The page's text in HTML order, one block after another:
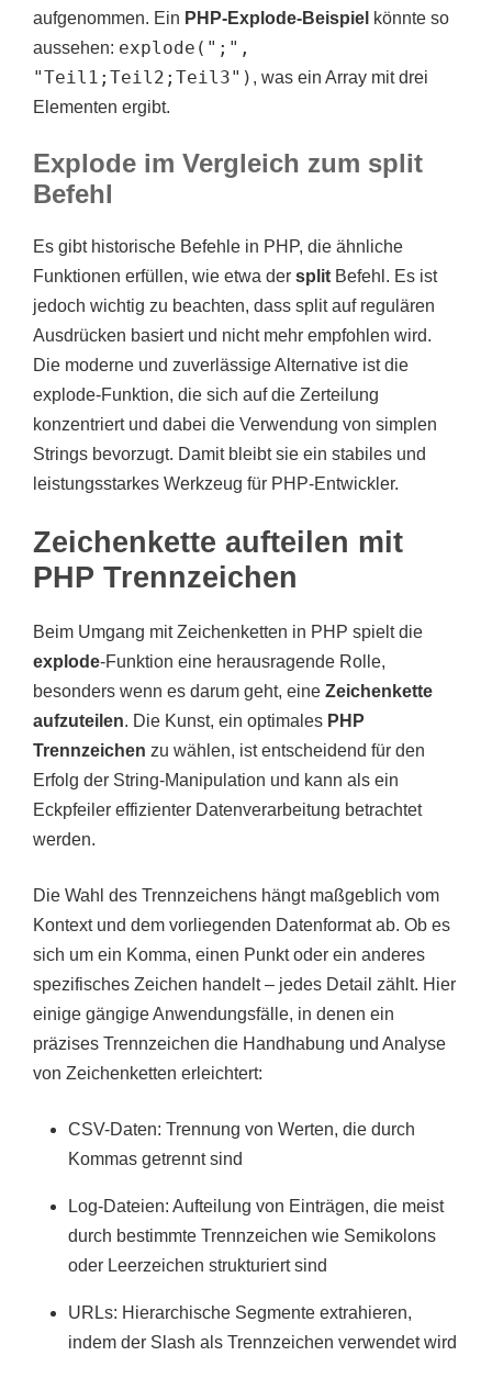
aufgenommen. Ein PHP-Explode-Beispiel könnte so
aussehen: explode(";",
"Teil1;Teil2;Teil3") , was ein Array mit drei
Elementen ergibt.
Explode im Vergleich zum split
Befehl
Es gibt historische Befehle in PHP, die ähnliche
Funktionen erfüllen, wie etwa der split Befehl. Es ist
jedoch wichtig zu beachten, dass split auf regulären
Ausdrücken basiert und nicht mehr empfohlen wird.
Die moderne und zuverlässige Alternative ist die
explode-Funktion, die sich auf die Zerteilung
konzentriert und dabei die Verwendung von simplen
Strings bevorzugt. Damit bleibt sie ein stabiles und
leistungsstarkes Werkzeug für PHP-Entwickler.
Zeichenkette aufteilen mit
PHP Trennzeichen
Beim Umgang mit Zeichenketten in PHP spielt die
explode-Funktion eine herausragende Rolle,
besonders wenn es darum geht, eine Zeichenkette
aufzuteilen. Die Kunst, ein optimales PHP
Trennzeichen zu wählen, ist entscheidend für den
Erfolg der String-Manipulation und kann als ein
Eckpfeiler effizienter Datenverarbeitung betrachtet
werden.
Die Wahl des Trennzeichens hängt maßgeblich vom
Kontext und dem vorliegenden Datenformat ab. Ob es
sich um ein Komma, einen Punkt oder ein anderes
spezifisches Zeichen handelt – jedes Detail zählt. Hier
einige gängige Anwendungsfälle, in denen ein
präzises Trennzeichen die Handhabung und Analyse
von Zeichenketten erleichtert:
CSV-Daten: Trennung von Werten, die durch
Kommas getrennt sind
Log-Dateien: Aufteilung von Einträgen, die meist
durch bestimmte Trennzeichen wie Semikolons
oder Leerzeichen strukturiert sind
URLs: Hierarchische Segmente extrahieren,
indem der Slash als Trennzeichen verwendet wird